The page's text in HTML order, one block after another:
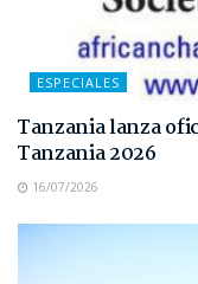
ESPECIALES
Tanzania lanza
Tanzania 2026
16/07/2026